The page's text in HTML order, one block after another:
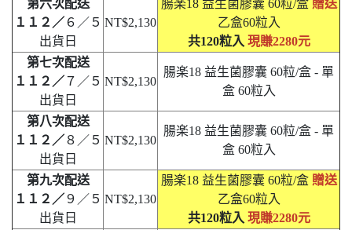
第六次配送
１１２／ ６／５
出貨日
NT$2,130
腸楽18 益生菌膠囊 60粒/盒 贈送
乙盒60粒入
共120粒入 現賺2280元
第七次配送
１１２／ ７／５
出貨日
NT$2,130
腸楽18 益生菌膠囊 60粒/盒 - 單
盒 60粒入
第八次配送
１１２／ ８／５
出貨日
NT$2,130
腸楽18 益生菌膠囊 60粒/盒 - 單
盒 60粒入
第九次配送
１１２／ ９／５
出貨日
NT$2,130
腸楽18 益生菌膠囊 60粒/盒 贈送
乙盒60粒入
共120粒入 現賺2280元